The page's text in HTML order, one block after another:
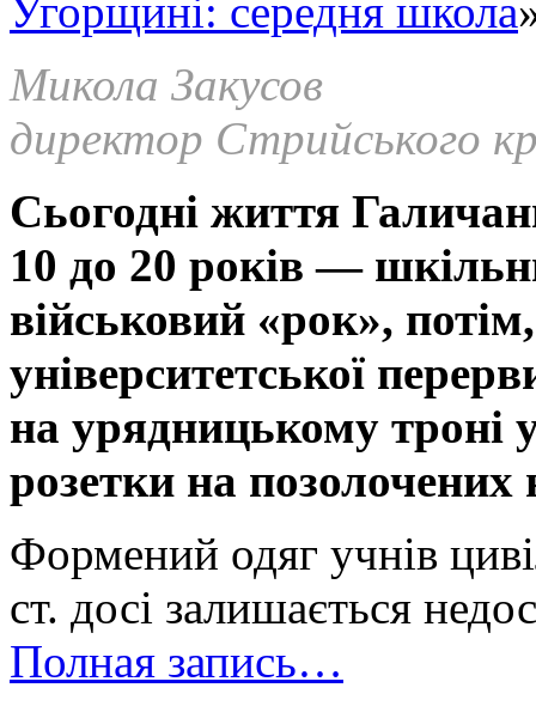
Угорщині: середня школа
Микола Закусов
директор Стрийського
Сьогодні життя
10 до 20 років —
військовий «рок»,
університетської
на урядницькому троні
розетки на позолочених
Формений одяг учнів
ст. досі залишається
Полная запись…